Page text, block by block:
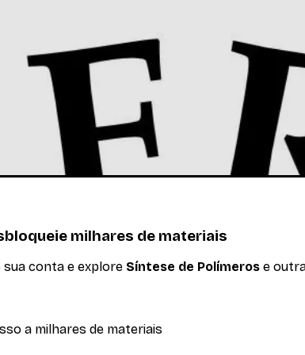
via radicais livres, poliadições iônicas
milhares de materiais
sua conta e explore Síntese de Polímerose
a milhares de materiais